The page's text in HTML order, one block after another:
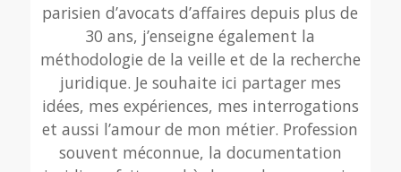
parisien d’avocats d’affaires depuis plus de
30 ans, j’enseigne également la
méthodologie de la veille et de la recherche
juridique. Je souhaite ici partager mes
idées, mes expériences, mes interrogations
et aussi l’amour de mon métier. Profession
souvent méconnue, la documentation